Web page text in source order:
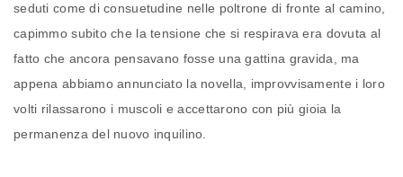
seduti come di consuetudine nelle poltrone di fronte al camino,
capimmo subito che la tensione che si respirava era dovuta al
fatto che ancora pensavano fosse una gattina gravida, ma
appena abbiamo annunciato la novella, improvvisamente i loro
volti rilassarono i muscoli e accettarono con più gioia la
permanenza del nuovo inquilino.